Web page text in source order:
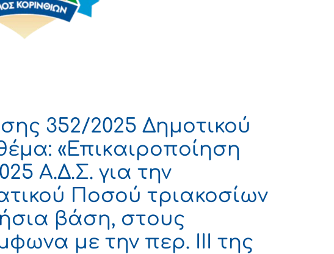
352/2025 Δημοτικού
«Επικαιροποίηση
Α.Δ.Σ. για την
Ποσού τριακοσίων
βάση, στους
με την περ. ΙΙΙ της